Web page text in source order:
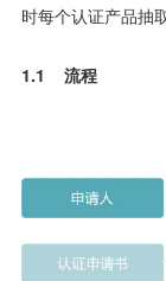
时每个认证产品抽
1.1 流程